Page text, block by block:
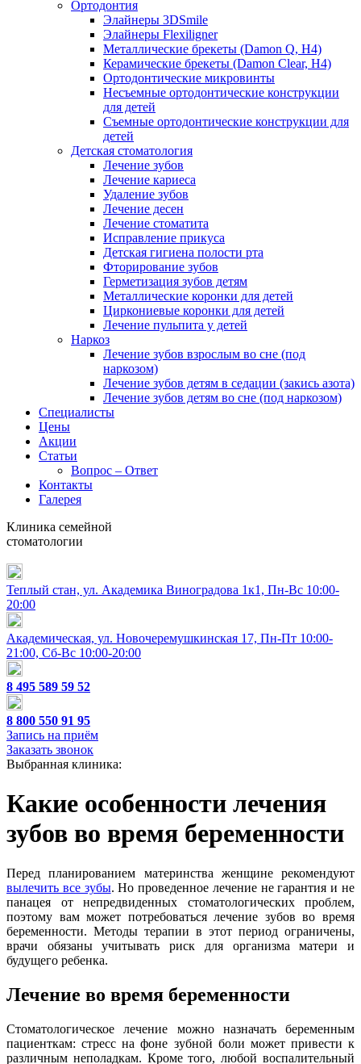
Ортодонтия
Элайнеры 3DSmile
Элайнеры Flexiligner
Металлические брекеты (Damon Q, H4)
Керамические брекеты (Damon Clear, H4)
Ортодонтические микровинты
Несъемные ортодонтические конструкции
для детей
Съемные ортодонтические конструкции для
детей
Детская стоматология
Лечение зубов
Лечение кариеса
Удаление зубов
Лечение десен
Лечение стоматита
Исправление прикуса
Детская гигиена полости рта
Фторирование зубов
Герметизация зубов детям
Металлические коронки для детей
Циркониевые коронки для детей
Лечение пульпита у детей
Наркоз
Лечение зубов взрослым во сне (под
наркозом)
Лечение зубов детям в седации (закись азота)
Лечение зубов детям во сне (под наркозом)
Специалисты
Цены
Акции
Статьи
Вопрос – Ответ
Контакты
Галерея
Клиника семейной
стоматологии
Теплый стан, ул. Академика Виноградова 1к1, Пн-Вс 10:00-
20:00
Академическая, ул. Новочеремушкинская 17, Пн-Пт 10:00-
21:00, Сб-Вc 10:00-20:00
8 495 589 59 52
8 800 550 91 95
Запись на приём
Заказать звонок
Выбранная клиника:
Какие особенности лечения
зубов во время беременности
Перед планированием материнства женщине рекомендуют
вылечить все зубы. Но проведенное лечение не гарантия и не
панацея от непредвиденных стоматологических проблем,
поэтому вам может потребоваться лечение зубов во время
беременности. Методы терапии в этот период ограничены,
врачи обязаны учитывать риск для организма матери и
будущего ребенка.
Лечение во время беременности
Стоматологическое лечение можно назначать беременным
пациенткам: стресс на фоне зубной боли может привести к
различным неполадкам. Кроме того, любой воспалительный